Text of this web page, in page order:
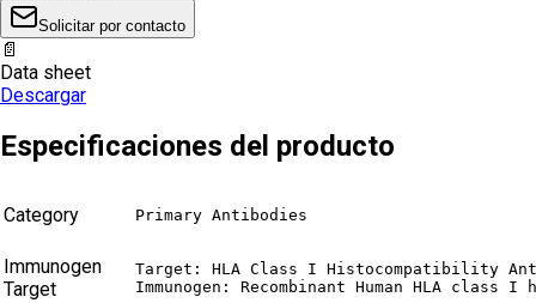
Solicitar por contacto
📄
Data sheet
Descargar
Especificaciones del producto
Category Primary Antibodies
Immunogen
Target
Target: HLA Class I Histocompatibility
Immunogen: Recombinant Human HLA